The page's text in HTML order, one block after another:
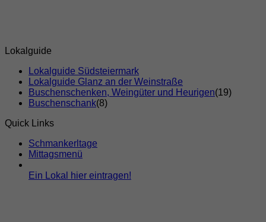
Lokalguide
Lokalguide Südsteiermark
Lokalguide Glanz an der Weinstraße
Buschenschenken, Weingüter und Heurigen(19)
Buschenschank(8)
Quick Links
Schmankerltage
Mittagsmenü
Ein Lokal hier eintragen!